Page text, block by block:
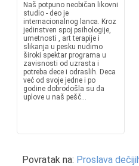
Naš potpuno neobičan likovni
studio - deo je
internacionalnog lanca. Kroz
jedinstven spoj psihologije,
umetnosti , art terapije i
slikanja u pesku nudimo
široki spektar programa u
zavisnosti od uzrasta i
potreba dece i odraslih. Deca
već od svoje jedne i po
godine dobrodošla su da
uplove u naš pešč...
Povratak na: Proslava